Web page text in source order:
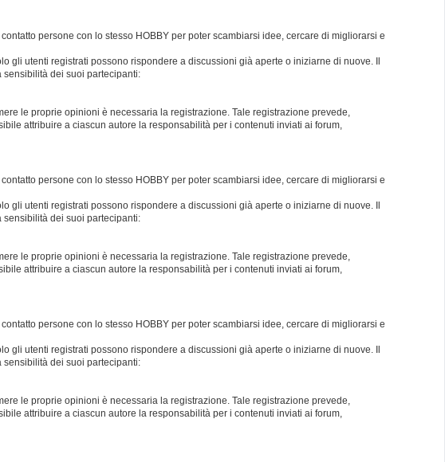
persone con lo stesso HOBBY per poter scambiarsi idee, cercare di migliorarsi e
utenti registrati possono rispondere a discussioni già aperte o iniziarne di nuove. Il
sensibilità dei suoi partecipanti:
le proprie opinioni è necessaria la registrazione. Tale registrazione prevede,
attribuire a ciascun autore la responsabilità per i contenuti inviati ai forum,
persone con lo stesso HOBBY per poter scambiarsi idee, cercare di migliorarsi e
utenti registrati possono rispondere a discussioni già aperte o iniziarne di nuove. Il
sensibilità dei suoi partecipanti:
le proprie opinioni è necessaria la registrazione. Tale registrazione prevede,
attribuire a ciascun autore la responsabilità per i contenuti inviati ai forum,
persone con lo stesso HOBBY per poter scambiarsi idee, cercare di migliorarsi e
utenti registrati possono rispondere a discussioni già aperte o iniziarne di nuove. Il
sensibilità dei suoi partecipanti:
le proprie opinioni è necessaria la registrazione. Tale registrazione prevede,
attribuire a ciascun autore la responsabilità per i contenuti inviati ai forum,